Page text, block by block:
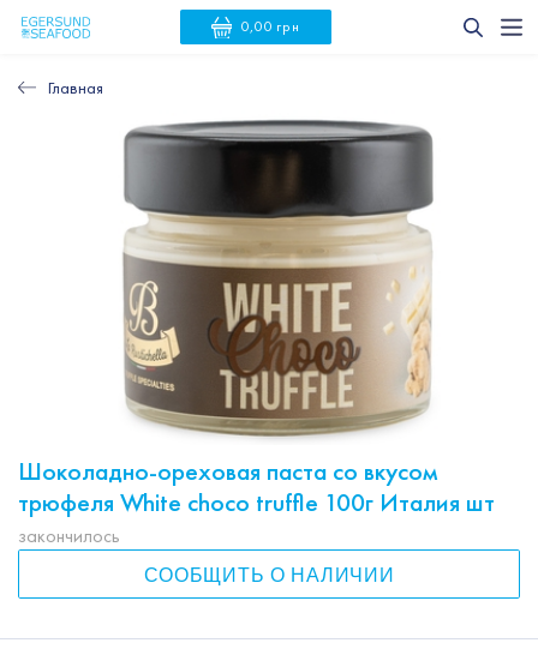
0,00 грн
Главная
Шоколадно-ореховая паста со вкусом
трюфеля White choco truffle 100г Италия шт
закончилось
СООБЩИТЬ О НАЛИЧИИ